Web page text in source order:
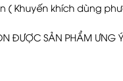
( Khuyến khích dùng
ĐƯỢC SẢN PHẨM ƯNG